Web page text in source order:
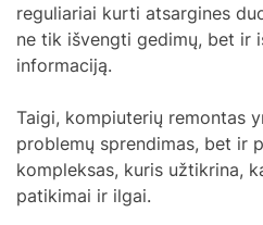
reguliariai kurti atsargines
ne tik išvengti gedimų, bet ir
informaciją.
Taigi, kompiuterių remontas
problemų sprendimas, bet ir
kompleksas, kuris užtikrina,
patikimai ir ilgai.